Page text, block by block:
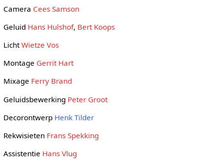
Camera Cees Samson
Geluid Hans Hulshof, Bert Koops
LichtWietze Vos
Montage Gerrit Hart
Mixage Ferry Brand
Geluidsbewerking Peter Groot
Decorontwerp Henk Tilder
Rekwisieten Frans Spekking
Assistentie Hans Vlug